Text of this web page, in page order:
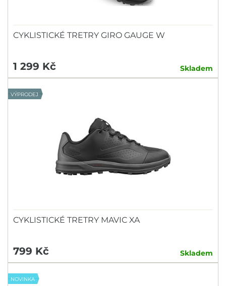
CYKLISTICKÉ TRETRY GIRO GAUGE W
1 299 Kč Skladem
VÝPRODEJ
CYKLISTICKÉ TRETRY MAVIC XA
799 Kč Skladem
NOVINKA